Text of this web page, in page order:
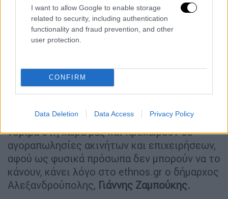
I want to allow Google to enable storage
related to security, including authentication
functionality and fraud prevention, and other
user protection.
CONFIRM
Data Deletion Data Access Privacy Policy
αναγερθεί σ' αυτήν ξενοδοχείο.Βλέπουμε,
δηλαδή, ότι γίνονται δυνατές κινήσεις
επιχειρηματικά, ώστε οι Τούρκοι αγοραστές
να αποκτήσουν οικονομική επιρροή
«Πρέπει η Πολιτεία να βάλει πλαίσιο»
εταιρείεςΤούρκων που συστήνονται
νόμιμα στη χώρα μας και προχωρούν σε
αγοραπωλησίες ακινήτων και επιχειρήσεων,
αφού ως φυσικά πρόσωπα δεν μπορούν να το
κάνουν, κάνει λόγο στο ethnos.gr ο δήμαρχος
Αλεξανδρούπολης, Γιάννης Ζαμπούκης.